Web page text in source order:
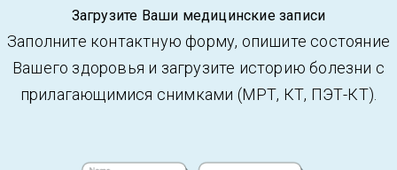
Загрузите Ваши медицинские записи
Заполните контактную форму, опишите состояние
Вашего здоровья и загрузите историю болезни с
прилагающимися снимками (МРТ, КТ, ПЭТ-КТ).